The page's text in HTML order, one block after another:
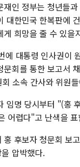
인 정부는 청년들
대한민국 한복판에
희망을 줄 수 있을
에 대통령 인사권이
문회를 통한 보고서
소속 간사와 위원
임명 당시부터 "(홍
어렵다"고 난색을
후보자 청문회 보
압박했다.